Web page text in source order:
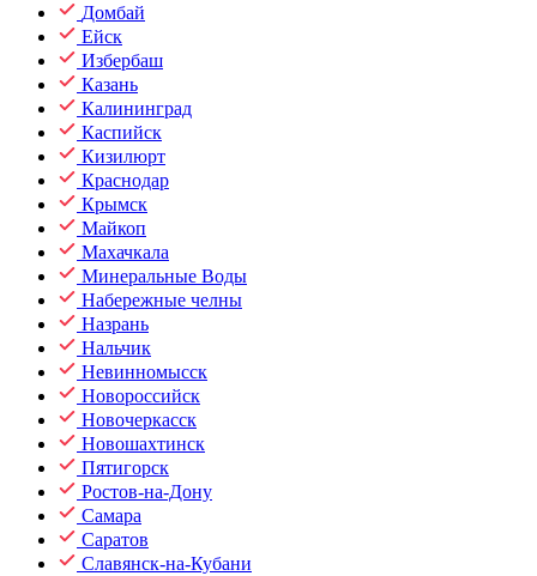
Домбай
Ейск
Избербаш
Казань
Калининград
Каспийск
Кизилюрт
Краснодар
Крымск
Майкоп
Махачкала
Минеральные Воды
Набережные челны
Назрань
Нальчик
Невинномысск
Новороссийск
Новочеркасск
Новошахтинск
Пятигорск
Ростов-на-Дону
Самара
Саратов
Славянск-на-Кубани